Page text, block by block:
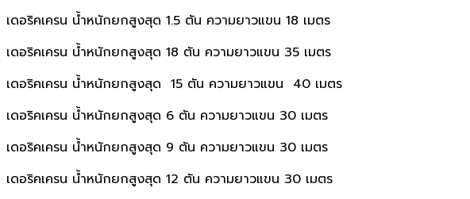
เดอริคเครน น้ำหนักยกสูงสุด 1.5 ตัน ความยาวแขน 18 เมตร
เดอริคเครน น้ำหนักยกสูงสุด 18 ตัน ความยาวแขน 35 เมตร
เดอริคเครน น้ำหนักยกสูงสุด 15 ตัน ความยาวแขน 40 เมตร
เดอริคเครน น้ำหนักยกสูงสุด 6 ตัน ความยาวแขน 30 เมตร
เดอริคเครน น้ำหนักยกสูงสุด 9 ตัน ความยาวแขน 30 เมตร
เดอริคเครน น้ำหนักยกสูงสุด 12 ตัน ความยาวแขน 30 เมตร